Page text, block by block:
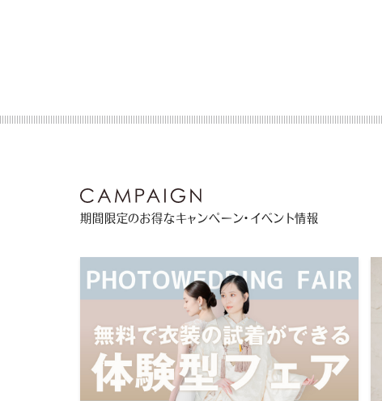
期間限定のお得なキャンペーン・イベント情報